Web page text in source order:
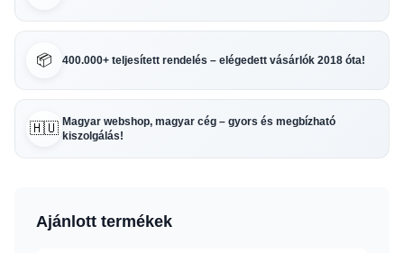
📦 400.000+ teljesített rendelés – elégedett vásárlók 2018 óta!
🇭🇺 Magyar webshop, magyar cég – gyors és megbízható
kiszolgálás!
Ajánlott termékek